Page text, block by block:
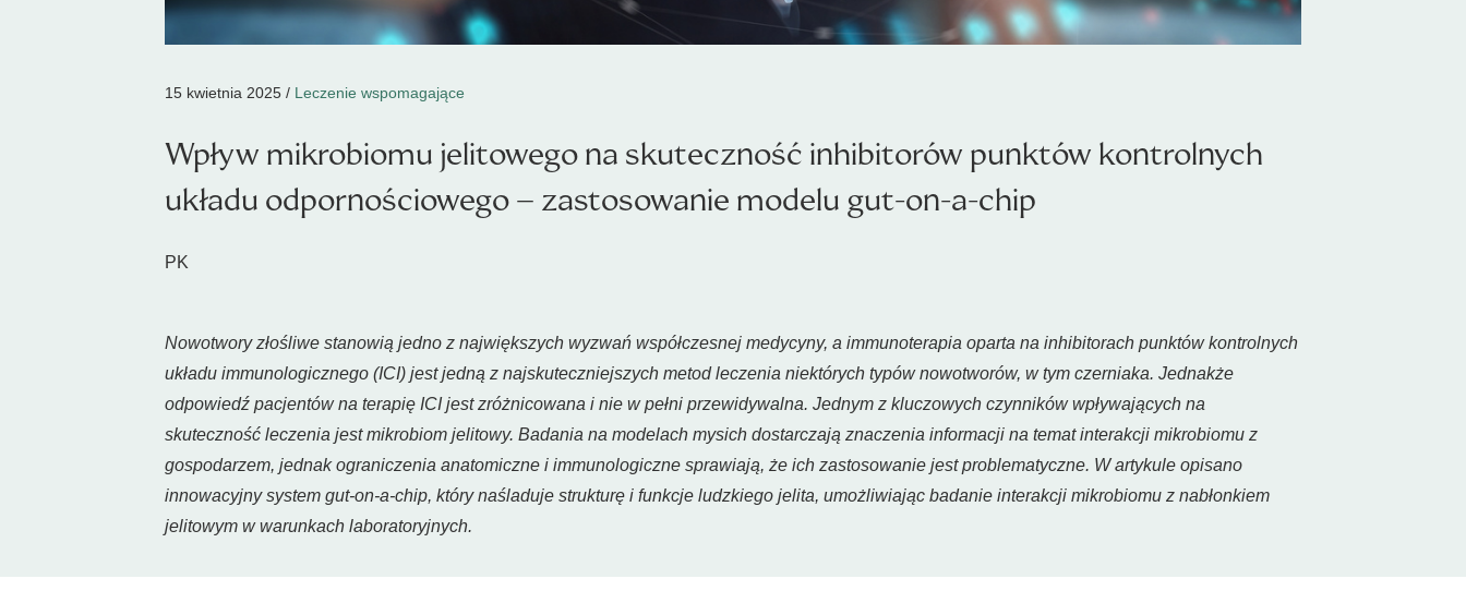
15 kwietnia 2025 / Leczenie wspomagające
Wpływ mikrobiomu jelitowego na skuteczność inhibitorów punktów kontrolnych
układu odpornościowego – zastosowanie modelu gut-on-a-chip
PK
Nowotwory złośliwe stanowią jedno z największych wyzwań współczesnej medycyny, a immunoterapia oparta na inhibitorach punktów kontrolnych
układu immunologicznego (ICI) jest jedną z najskuteczniejszych metod leczenia niektórych typów nowotworów, w tym czerniaka. Jednakże
odpowiedź pacjentów na terapię ICI jest zróżnicowana i nie w pełni przewidywalna. Jednym z kluczowych czynników wpływających na
skuteczność leczenia jest mikrobiom jelitowy. Badania na modelach mysich dostarczają znaczenia informacji na temat interakcji mikrobiomu z
gospodarzem, jednak ograniczenia anatomiczne i immunologiczne sprawiają, że ich zastosowanie jest problematyczne. W artykule opisano
innowacyjny system gut-on-a-chip, który naśladuje strukturę i funkcje ludzkiego jelita, umożliwiając badanie interakcji mikrobiomu z nabłonkiem
jelitowym w warunkach laboratoryjnych.